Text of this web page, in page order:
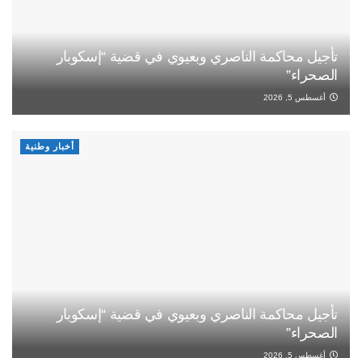
تأجيل محاكمة الناصري وبعيوي في قضية “إسكوبار
الصحراء”
أغسطس 5, 2026
أخبار وطنية
تأجيل محاكمة الناصري وبعيوي في قضية “إسكوبار
الصحراء”
أغسطس 5, 2026